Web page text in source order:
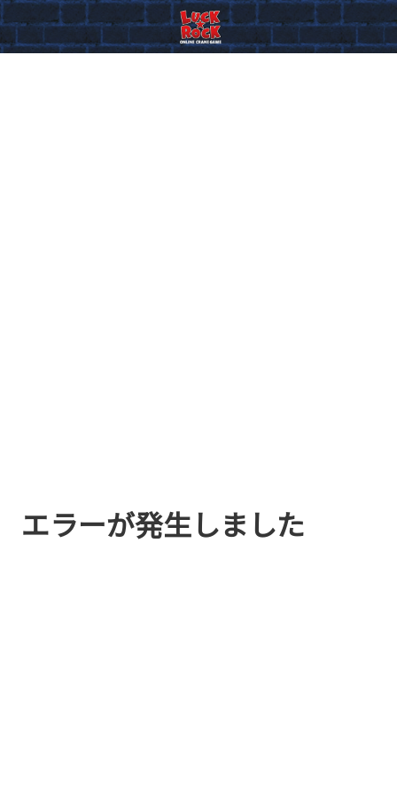
エラーが発生しました